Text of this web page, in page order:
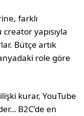
farklı
yapısıyla
Bütçe artık
role göre
kurar, YouTube
B2C’de en